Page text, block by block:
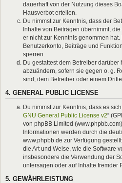
dauerhaft von der Nutzung dieses
Hausverbot erteilen.
Du nimmst zur Kenntnis, dass der
Inhalte von Beiträgen übernimmt,
er nicht zur Kenntnis genommen
Benutzerkonto, Beiträge und
sperren.
Du gestattest dem Betreiber darüber
abzuändern, sofern sie gegen o. g.
sind, dem Betreiber oder einem
4. GENERAL PUBLIC LICENSE
Du nimmst zur Kenntnis, dass es
GNU General Public License v2“
von phpBB Limited
Informationen werden durch die
www.phpbb.de zur Verfügung
die Art und Weise, wie die Software
insbesondere die Verwendung der
untersagen oder auf Inhalte fremder
5. GEWÄHRLEISTUNG